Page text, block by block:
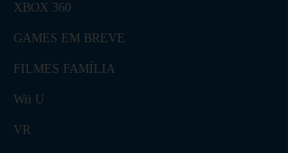
XBOX 360
GAMES EM BREVE
FILMES FAMÍLIA
Wii U
VR